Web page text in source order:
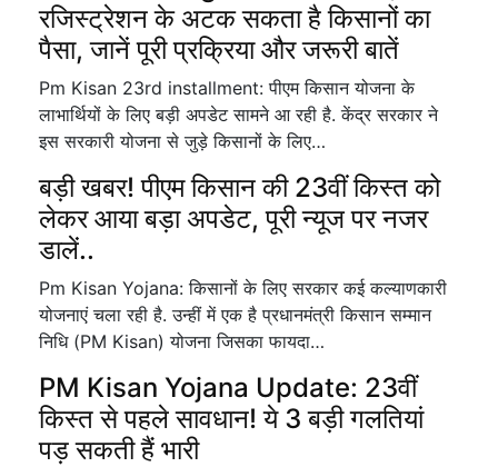
रजिस्ट्रेशन के अटक सकता है किसानों का
पैसा, जानें पूरी प्रक्रिया और जरूरी बातें
Pm Kisan 23rd installment: पीएम किसान योजना के
लाभार्थियों के लिए बड़ी अपडेट सामने आ रही है. केंद्र सरकार ने
इस सरकारी योजना से जुड़े किसानों के लिए…
बड़ी खबर! पीएम किसान की 23वीं किस्त को
लेकर आया बड़ा अपडेट, पूरी न्यूज पर नजर
डालें..
Pm Kisan Yojana: किसानों के लिए सरकार कई कल्याणकारी
योजनाएं चला रही है. उन्हीं में एक है प्रधानमंत्री किसान सम्मान
निधि (PM Kisan) योजना जिसका फायदा…
PM Kisan Yojana Update: 23वीं
किस्त से पहले सावधान! ये 3 बड़ी गलतियां
पड़ सकती हैं भारी